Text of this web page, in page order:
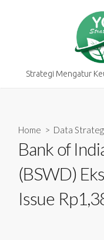
Strategi Mengatur
Home > Data
Bank of
(BSWD)
Issue